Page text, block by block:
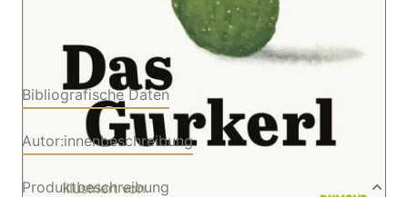
ISBN: 978-3-
75580078-1
Bibliografische Daten
Autor:innenbeschreibung
Produktbeschreibung